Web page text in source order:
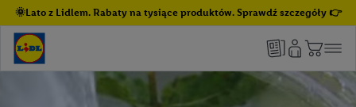
🌞Lato z Lidlem. Rabaty na tysiące produktów. Sprawdź szczegóły 👉